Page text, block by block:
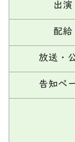
出演
配給
放送・
告知ペ